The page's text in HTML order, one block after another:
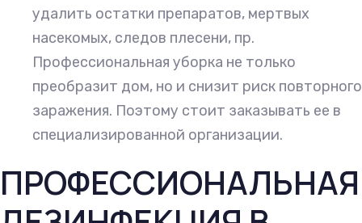
удалить остатки препаратов, мертвых
насекомых, следов плесени, пр.
Профессиональная уборка не только
преобразит дом, но и снизит риск повторного
заражения. Поэтому стоит заказывать ее в
специализированной организации.
ПРОФЕССИОНАЛЬНАЯ